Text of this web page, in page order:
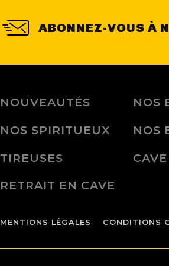
ABONNEZ-VOUS À
NOUVEAUTÉS NOS
NOS SPIRITUEUX
NOS
TIREUSES
RETRAIT EN CAVE
MENTIONS LÉGALES CONDITIONS